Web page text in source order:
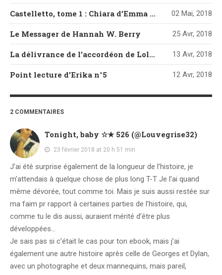
Castelletto, tome 1 : Chiara d’Emma Mars 02 Mai, 2018
Le Messager de Hannah W. Berry 25 Avr, 2018
La délivrance de l’accordéon de Loli Artésia 13 Avr, 2018
Point lecture d’Erika n°5 12 Avr, 2018
2 COMMENTAIRES
Tonight, baby ☆★ 526 (@Louvegrise32)
23 février 2018 at 20 h 51 min
J’ai été surprise également de la longueur de l’histoire, je
m’attendais à quelque chose de plus long T-T Je l’ai quand
même dévorée, tout comme toi. Mais je suis aussi restée sur
ma faim pr rapport à certaines parties de l’histoire, qui,
comme tu le dis aussi, auraient mérité d’être plus
développées…
Je sais pas si c’était le cas pour ton ebook, mais j’ai
également une autre histoire après celle de Georges et Dylan,
avec un photographe et deux mannequins, mais pareil,